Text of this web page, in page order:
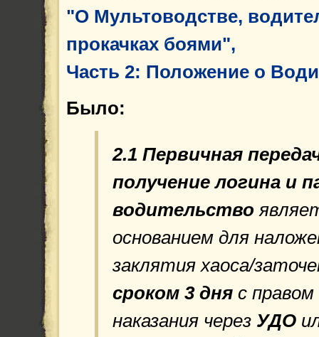
"О Мультоводстве,
прокачках боями",
Часть 2: Положение о
Было:
2.1 Первичная
получение логина и
водительство
основанием для
заклятия хаоса/
сроком 3 дня с
наказания через УДО